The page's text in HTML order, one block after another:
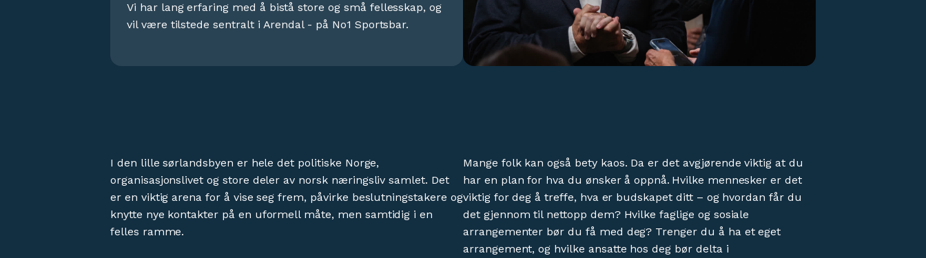
Vi har lang erfaring med å bistå store og små fellesskap, og
vil være tilstede sentralt i Arendal - på No1 Sportsbar.‍
I den lille sørlandsbyen er hele det politiske Norge,
organisasjonslivet og store deler av norsk næringsliv samlet. Det
er en viktig arena for å vise seg frem, påvirke beslutningstakere og
knytte nye kontakter på en uformell måte, men samtidig i en
felles ramme.
Mange folk kan også bety kaos. Da er det avgjørende viktig at du
har en plan for hva du ønsker å oppnå. Hvilke mennesker er det
viktig for deg å treffe, hva er budskapet ditt – og hvordan får du
det gjennom til nettopp dem? Hvilke faglige og sosiale
arrangementer bør du få med deg? Trenger du å ha et eget
arrangement, og hvilke ansatte hos deg bør delta i